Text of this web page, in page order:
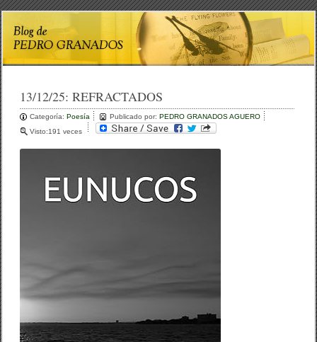
13/12/25:REFRACTADOS
Categoría:Poesía Publicado por:PEDRO GRANADOS AGUERO
Visto:191 veces